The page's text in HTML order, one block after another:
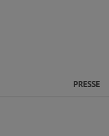
Sprache PRESSE